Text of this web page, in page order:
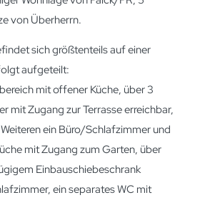
von Überherrn.
sich größtenteils auf einer
aufgeteilt:
mit offener Küche, über 3
mit Zugang zur Terrasse erreichbar,
ein Büro/Schlafzimmer und
mit Zugang zum Garten, über
Einbauschiebeschrank
ein separates WC mit